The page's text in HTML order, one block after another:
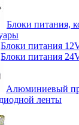
Блоки питания,
Блоки питания
Блоки питания
Алюминиевый
ленты